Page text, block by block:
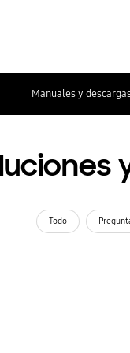
Manuales y
Todo